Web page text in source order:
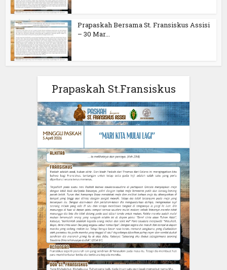
Prapaskah Bersama St. Fransiskus Assisi
– 30 Mar...
Prapaskah St.Fransiskus